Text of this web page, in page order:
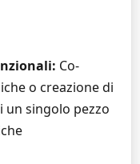
Co-
o creazione di
singolo pezzo